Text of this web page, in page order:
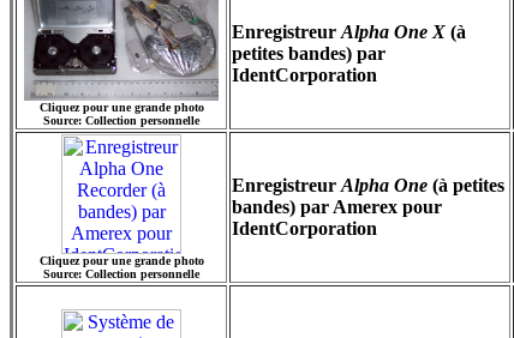
Cliquez pour une grande photo
Source: Collection personnelle
Enregistreur Alpha One X (à
petites bandes) par
IdentCorporation
Cliquez pour une grande photo
Source: Collection personnelle
Enregistreur Alpha One (à petites
bandes) par Amerex pour
IdentCorporation